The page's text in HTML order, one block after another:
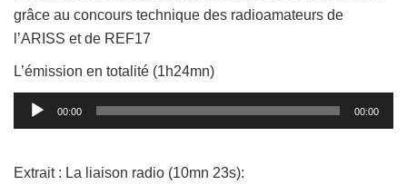
grâce au concours technique des radioamateurs de
l’ARISS et de REF17
L’émission en totalité (1h24mn)
Lecteur
audio
00:00 00:00
Extrait : La liaison radio (10mn 23s):